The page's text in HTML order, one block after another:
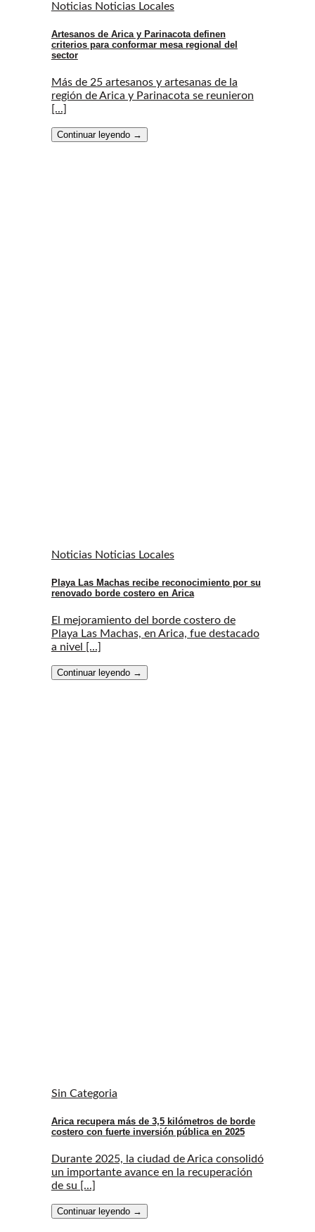
Noticias Noticias Locales
Artesanos de Arica y Parinacota definen
criterios para conformar mesa regional del
sector
Más de 25 artesanos y artesanas de la
región de Arica y Parinacota se reunieron
[...]
Continuar leyendo →
Noticias Noticias Locales
Playa Las Machas recibe reconocimiento por su
renovado borde costero en Arica
El mejoramiento del borde costero de
Playa Las Machas, en Arica, fue destacado
a nivel [...]
Continuar leyendo →
Sin Categoria
Arica recupera más de 3,5 kilómetros de borde
costero con fuerte inversión pública en 2025
Durante 2025, la ciudad de Arica consolidó
un importante avance en la recuperación
de su [...]
Continuar leyendo →